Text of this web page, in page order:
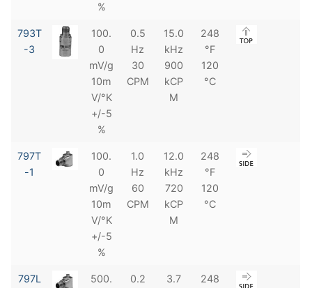
%
793T
-3
100.
0
mV/g
10m
V/°K
+/-5
%
0.5
Hz
30
CPM
15.0
kHz
900
kCP
M
248
°F
120
°C
797T
-1
100.
0
mV/g
10m
V/°K
+/-5
%
1.0
Hz
60
CPM
12.0
kHz
720
kCP
M
248
°F
120
°C
797L
500.
0.2
3.7
248